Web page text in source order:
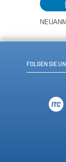
FOLGEN SIE